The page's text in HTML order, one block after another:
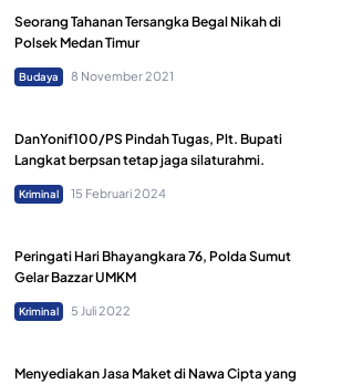
Seorang Tahanan Tersangka Begal Nikah di
Polsek Medan Timur
Budaya 8 November 2021
DanYonif100/PS Pindah Tugas, Plt. Bupati
Langkat berpsan tetap jaga silaturahmi.
Kriminal 15 Februari 2024
Peringati Hari Bhayangkara 76, Polda Sumut
Gelar Bazzar UMKM
Kriminal 5 Juli 2022
Menyediakan Jasa Maket di Nawa Cipta yang